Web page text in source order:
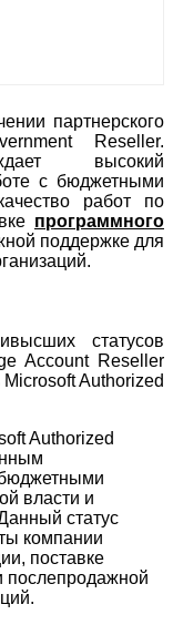
партнерского
Reseller.
высокий
с бюджетными
работ по
программного
поддержке для
статусов
Account Reseller
Authorized
Authorized
власти и
статус
компании
поставке
послепродажной